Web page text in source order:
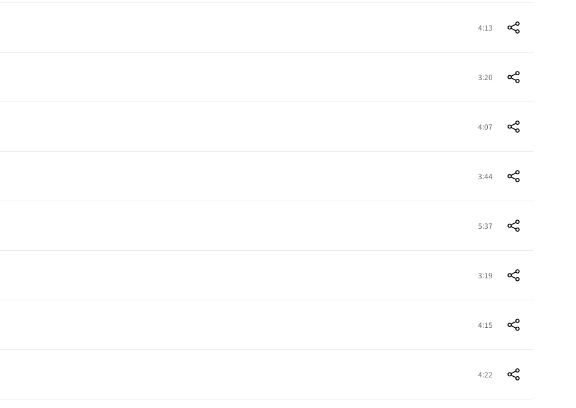
4:13
3:20
4:07
3:44
5:37
3:19
4:15
4:22